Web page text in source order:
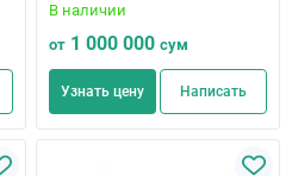
кг/0,01 г)
В наличии
от 1 000 000 сум
Узнать цену Написать